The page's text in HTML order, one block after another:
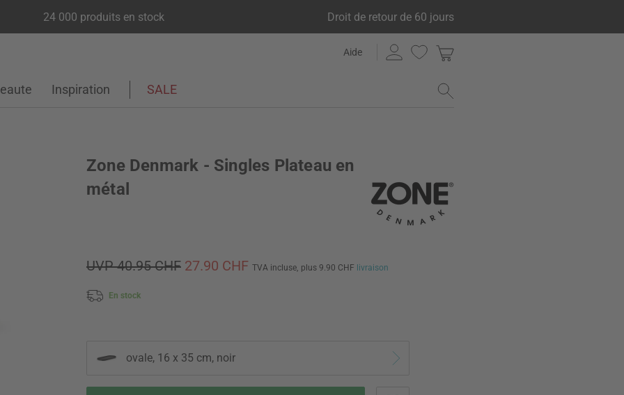
24 000 produits en stock Droit de retour de 60 jours
Aide
Inspiration SALE
Zone Denmark - Singles Plateau en
métal
UVP 40.95 CHF 27.90 CHF TVA incluse, plus 9.90 CHF livraison
En stock
ovale, 16 x 35 cm, noir